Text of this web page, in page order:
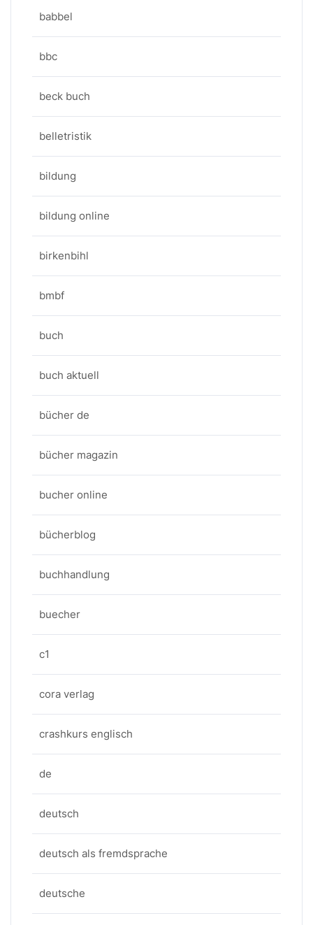
babbel
bbc
beck buch
belletristik
bildung
bildung online
birkenbihl
bmbf
buch
buch aktuell
bücher de
bücher magazin
bucher online
bücherblog
buchhandlung
buecher
c1
cora verlag
crashkurs englisch
de
deutsch
deutsch als fremdsprache
deutsche